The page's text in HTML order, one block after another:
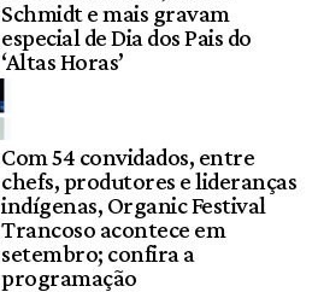
Schmidt e mais gravam
especial de Dia dos Pais do
‘Altas Horas’
Com 54 convidados, entre
chefs, produtores e lideranças
indígenas, Organic Festival
Trancoso acontece em
setembro; confira a
programação